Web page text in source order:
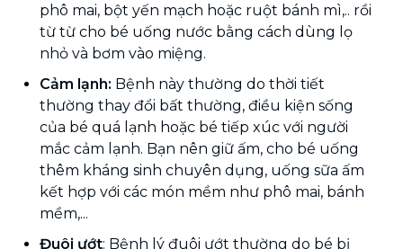
phô mai, bột yến mạch hoặc ruột bánh mì,.. rồi
từ từ cho bé uống nước bằng cách dùng lọ
nhỏ và bơm vào miệng.
Cảm lạnh: Bệnh này thường do thời tiết
thường thay đổi bất thường, điều kiện sống
của bé quá lạnh hoặc bé tiếp xúc với người
mắc cảm lạnh. Bạn nên giữ ấm, cho bé uống
thêm kháng sinh chuyên dụng, uống sữa ấm
kết hợp với các món mềm như phô mai, bánh
mềm,...
Đuôi ướt: Bệnh lý đuôi ướt thường do bé bị